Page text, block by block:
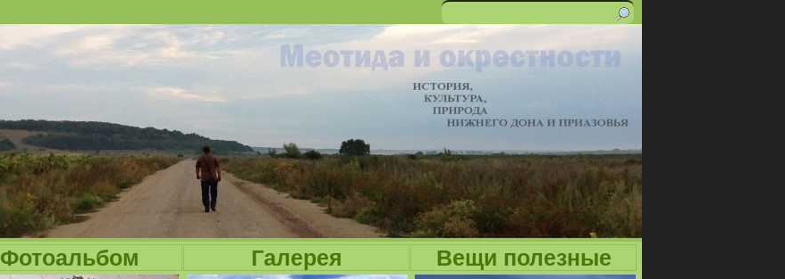
Форма
поиска
Поиск
Фотоальбом Галерея Вещи полезные